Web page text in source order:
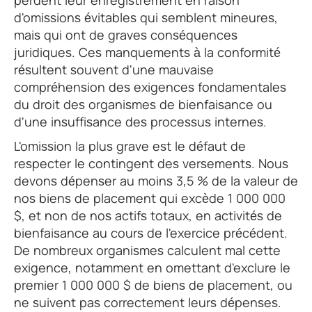
d'omissions évitables qui semblent mineures,
mais qui ont de graves conséquences
juridiques. Ces manquements à la conformité
résultent souvent d'une mauvaise
compréhension des exigences fondamentales
du droit des organismes de bienfaisance ou
d'une insuffisance des processus internes.
L'omission la plus grave est le défaut de
respecter le contingent des versements. Nous
devons dépenser au moins 3,5 % de la valeur de
nos biens de placement qui excède 1 000 000
$, et non de nos actifs totaux, en activités de
bienfaisance au cours de l'exercice précédent.
De nombreux organismes calculent mal cette
exigence, notamment en omettant d'exclure le
premier 1 000 000 $ de biens de placement, ou
ne suivent pas correctement leurs dépenses.